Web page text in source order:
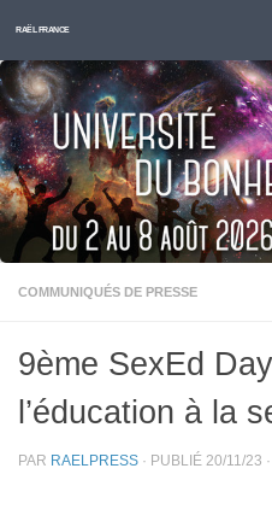
Skip to content
RAËL FRANCE
COMMUNIQUÉS DE PRESSE
9ème SexEd
l’éducation à la
PAR RAELPRESS · PUBLIÉ 20/11/23